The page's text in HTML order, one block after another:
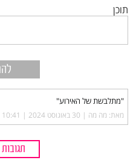
תוכן
"מתלבשת של האירוע"
מאת: מה מה |‏ 30 באוגוסט 2024 | 10:41